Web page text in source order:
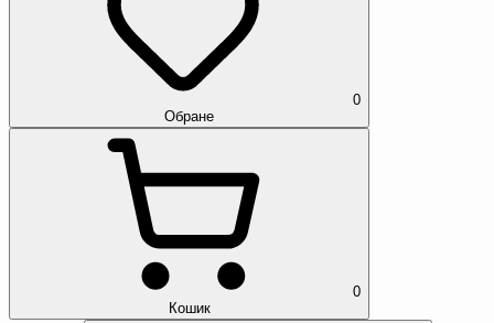
0
Обране
0
Кошик